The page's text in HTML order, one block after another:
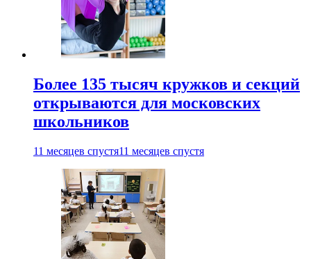
Более 135 тысяч кружков и секций
открываются для московских
школьников
11 месяцев спустя11 месяцев спустя